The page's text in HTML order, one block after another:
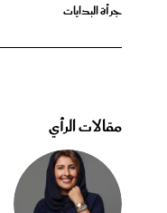
جرأة البدايات
مقالات الرأي